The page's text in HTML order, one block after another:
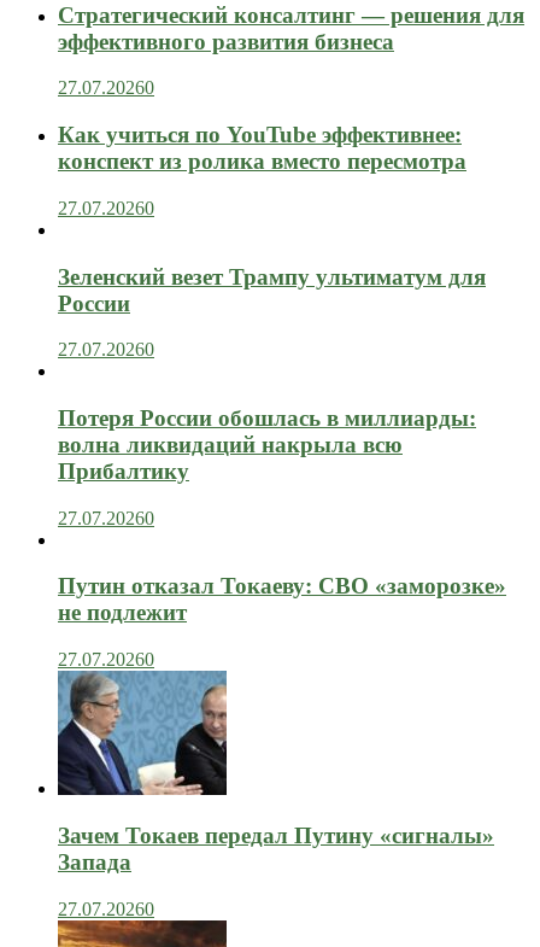
Стратегический консалтинг — решения для
эффективного развития бизнеса
27.07.20260
Как учиться по YouTube эффективнее:
конспект из ролика вместо пересмотра
27.07.20260
Зеленский везет Трампу ультиматум для
России
27.07.20260
Потеря России обошлась в миллиарды:
волна ликвидаций накрыла всю
Прибалтику
27.07.20260
Путин отказал Токаеву: СВО «заморозке»
не подлежит
27.07.20260
Зачем Токаев передал Путину «сигналы»
Запада
27.07.20260